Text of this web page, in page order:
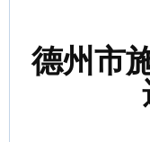
德州市